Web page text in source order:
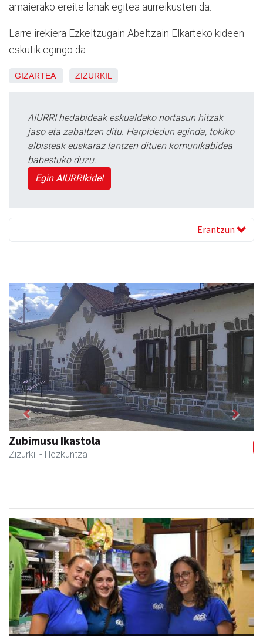
amaierako ereite lanak egitea aurreikusten da.
Larre irekiera Ezkeltzugain Abeltzain Elkarteko kideen
eskutik egingo da.
GIZARTEA ZIZURKIL
AIURRI hedabideak eskualdeko nortasun hitzak
jaso eta zabaltzen ditu. Harpidedun eginda, tokiko
albisteak euskaraz lantzen dituen komunikabidea
babestuko duzu.
Egin AIURRIkide!
Erantzun
Zizurkilgo Udala
Zizurkil - Udaletxeak
Previous Next